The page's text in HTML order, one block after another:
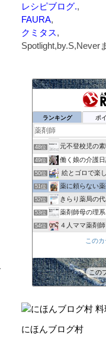
レシピブログ.,
FAURA,
クミタス,
Spotlight,by.S,Never
ランキング ポ
ダンサー薬剤
薬局 福岡で独
46位 【おやじ女子
47位
48位 元不登校児の
49位 働く娘の介護
50位 絵とゴロで楽
51位 薬に頼らない
52位 きらり薬局の代表
53位 薬剤師母の理
54位 ４人ママ薬剤
村瀬華【公式
57位 ルクスメディ
58位 ハタラクキモチ
この
この
にほんブログ村